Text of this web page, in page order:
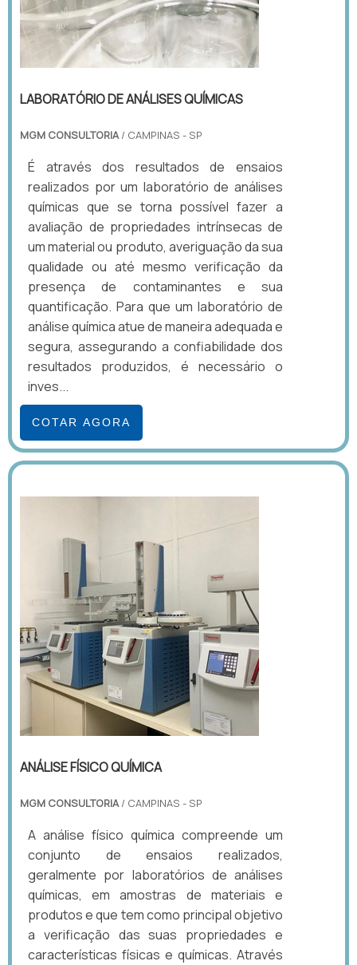
LABORATÓRIO DE ANÁLISES QUÍMICAS
MGM CONSULTORIA/ CAMPINAS - SP
É através dos resultados de ensaios
realizados por um laboratório de análises
químicas que se torna possível fazer a
avaliação de propriedades intrínsecas de
um material ou produto, averiguação da sua
qualidade ou até mesmo verificação da
presença de contaminantes e sua
quantificação. Para que um laboratório de
análise química atue de maneira adequada e
segura, assegurando a confiabilidade dos
resultados produzidos, é necessário o
inves...
COTAR AGORA
ANÁLISE FÍSICO QUÍMICA
MGM CONSULTORIA/ CAMPINAS - SP
A análise físico química compreende um
conjunto de ensaios realizados,
geralmente por laboratórios de análises
químicas, em amostras de materiais e
produtos e que tem como principal objetivo
a verificação das suas propriedades e
características físicas e químicas. Através